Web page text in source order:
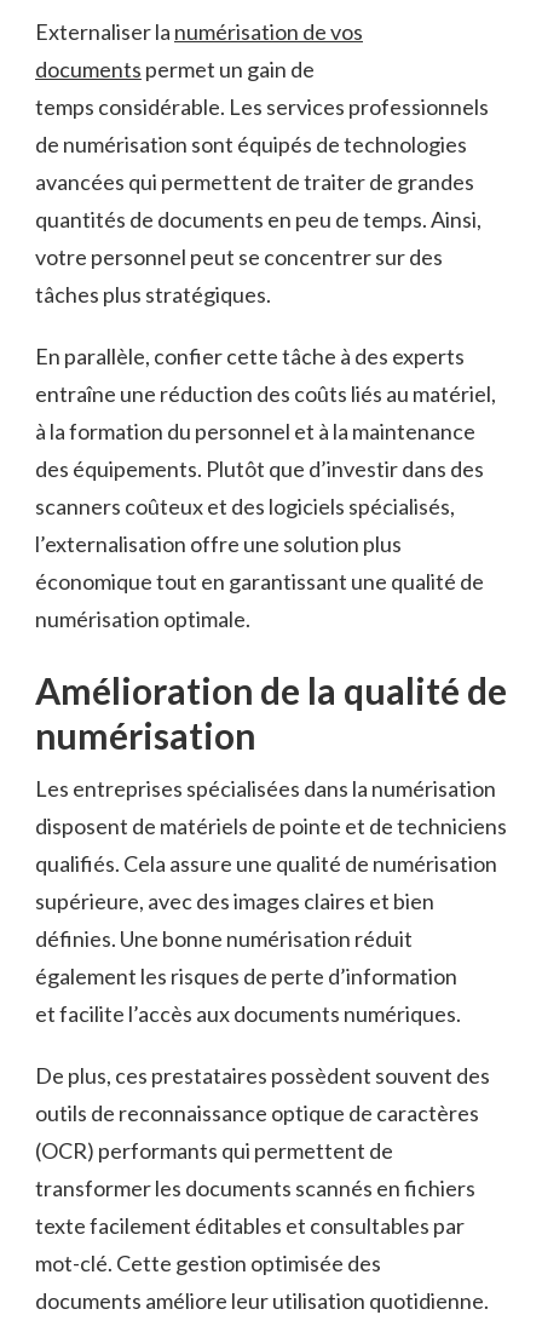
Externaliser la numérisation de vos
documents permet un gain de
temps considérable. Les services professionnels
de numérisation sont équipés de technologies
avancées qui permettent de traiter de grandes
quantités de documents en peu de temps. Ainsi,
votre personnel peut se concentrer sur des
tâches plus stratégiques.
En parallèle, confier cette tâche à des experts
entraîne une réduction des coûts liés au matériel,
à la formation du personnel et à la maintenance
des équipements. Plutôt que d’investir dans des
scanners coûteux et des logiciels spécialisés,
l’externalisation offre une solution plus
économique tout en garantissant une qualité de
numérisation optimale.
Amélioration de la qualité de
numérisation
Les entreprises spécialisées dans la numérisation
disposent de matériels de pointe et de techniciens
qualifiés. Cela assure une qualité de numérisation
supérieure, avec des images claires et bien
définies. Une bonne numérisation réduit
également les risques de perte d’information
et facilite l’accès aux documents numériques.
De plus, ces prestataires possèdent souvent des
outils de reconnaissance optique de caractères
(OCR) performants qui permettent de
transformer les documents scannés en fichiers
texte facilement éditables et consultables par
mot-clé. Cette gestion optimisée des
documents améliore leur utilisation quotidienne.